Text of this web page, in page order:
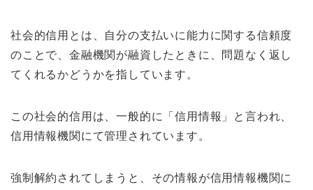
社会的信用とは、自分の支払いに能力に関する信頼度
のことで、金融機関が融資したときに、問題なく返し
てくれるかどうかを指しています。
この社会的信用は、一般的に「信用情報」と言われ、
信用情報機関にて管理されています。
強制解約されてしまうと、その情報が信用情報機関に